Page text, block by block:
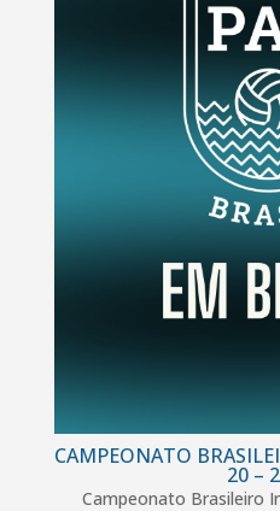
CAMPEONATO
20 –
Campeonato Brasileiro